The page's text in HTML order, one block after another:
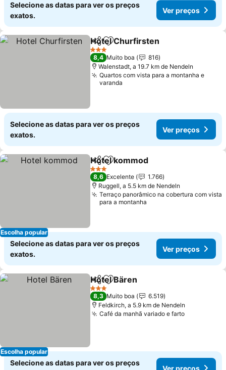
Selecione as datas para ver os preços
exatos.
Ver preços
PartilharAdicionar aos favoritos
Hotel Churfirsten
3 Estrelas
8,4 Muito boa
816
Walenstadt, a 19.7 km de Nendeln
Quartos com vista para a montanha e
varanda
Selecione as datas para ver os preços
exatos.
Ver preços
Escolha popular
PartilharAdicionar aos favoritos
Hotel kommod
3 Estrelas
8,6 Excelente
1.766
Ruggell, a 5.5 km de Nendeln
Terraço panorâmico na cobertura com vista
para a montanha
Selecione as datas para ver os preços
exatos.
Ver preços
Escolha popular
PartilharAdicionar aos favoritos
Hotel Bären
3 Estrelas
8,3 Muito boa
6.519
Feldkirch, a 5.9 km de Nendeln
Café da manhã variado e fartoVer preços
Selecione as datas para ver os preços
Ver preços